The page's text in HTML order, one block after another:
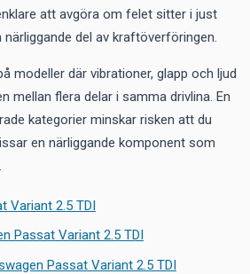
att avgöra om felet sitter i just
närliggande del av kraftöverföringen.
modeller där vibrationer, glapp och ljud
mellan flera delar i samma drivlina. En
kategorier minskar risken att du
en närliggande komponent som
Variant 2.5 TDI
Passat Variant 2.5 TDI
Passat Variant 2.5 TDI